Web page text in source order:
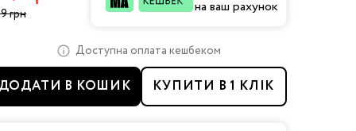
грн на ваш рахунок
Доступна оплата кешбеком
В КОШИК КУПИТИ В 1 КЛІК